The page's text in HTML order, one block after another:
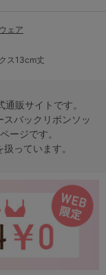
ェア
ス13cm丈
販サイトです。
スバックリボンソッ
ージです。
っています。